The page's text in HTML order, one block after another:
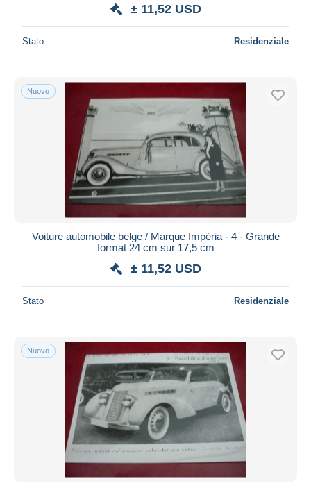
Residenza del venditore
Aggiorna
± 11,52 USD
Stato Residenziale
Nuovo
Voiture automobile belge / Marque Impéria - 4 - Grande
format 24 cm sur 17,5 cm
± 11,52 USD
Stato Residenziale
Nuovo